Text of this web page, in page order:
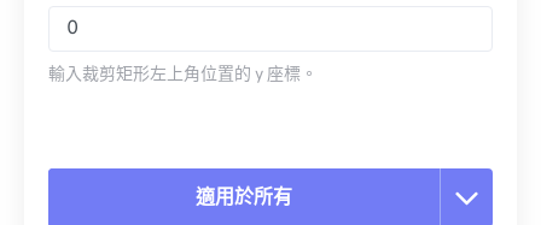
輸入裁剪矩形左上角位置的 y 座標。
適用於所有